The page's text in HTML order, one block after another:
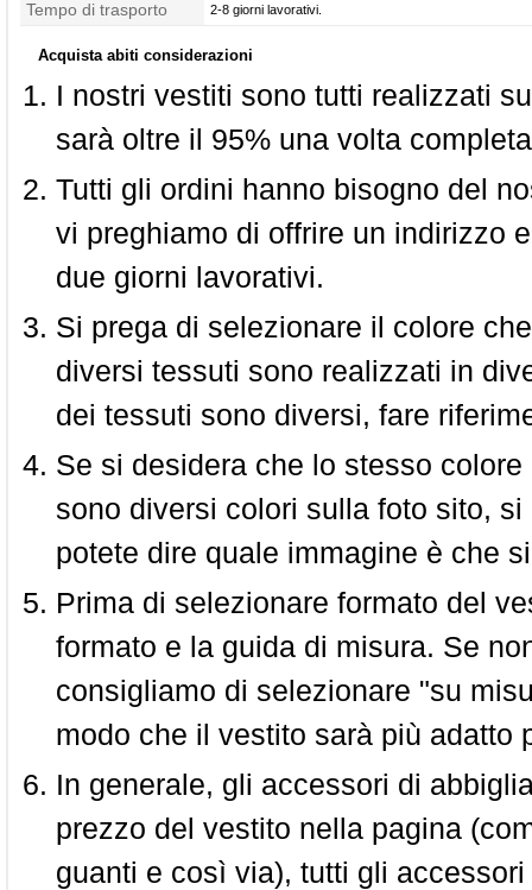
Tempo di trasporto 2-8 giorni lavorativi.
Acquista abiti considerazioni
I nostri vestiti sono tutti realizzati
sarà oltre il 95% una volta
Tutti gli ordini hanno bisogno del
vi preghiamo di offrire un indirizzo
due giorni lavorativi.
Si prega di selezionare il colore
diversi tessuti sono realizzati in
dei tessuti sono diversi, fare
Se si desidera che lo stesso
sono diversi colori sulla foto sito,
potete dire quale immagine è che
Prima di selezionare formato del
formato e la guida di misura. Se
consigliamo di selezionare "su
modo che il vestito sarà più adatto
In generale, gli accessori di
prezzo del vestito nella pagina
guanti e così via), tutti gli